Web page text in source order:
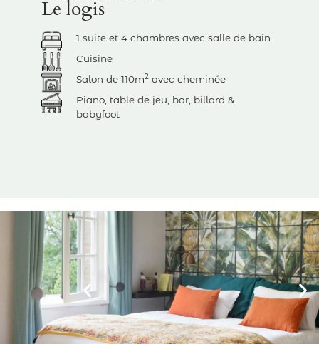
Le logis
1 suite et 4 chambres avec salle de bain
Cuisine
Salon de 110m2 avec cheminée
Piano, table de jeu, bar, billard &
babyfoot